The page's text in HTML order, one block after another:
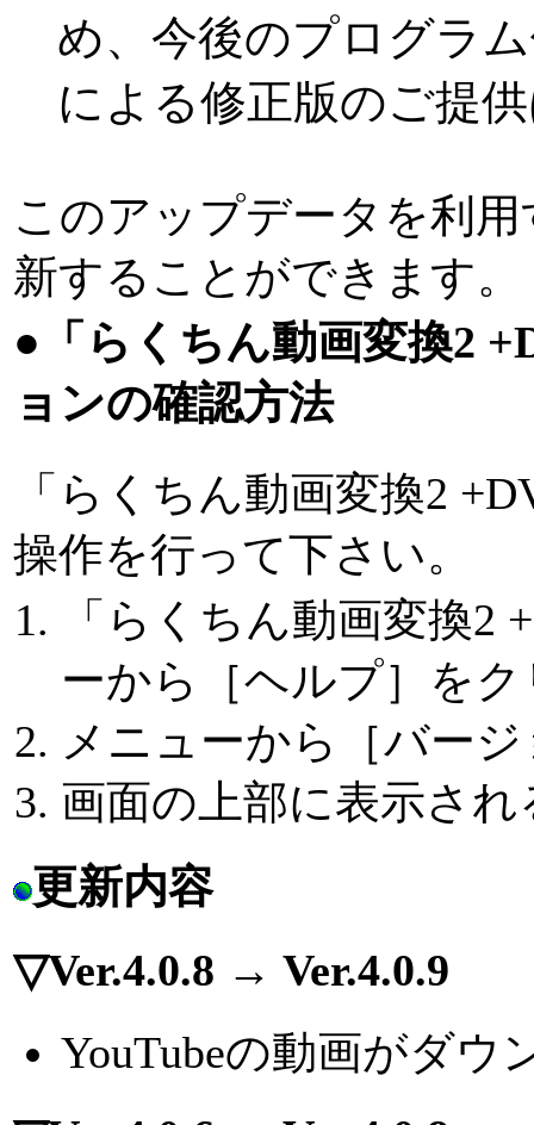
め、今後のプログラ
による修正版のご提
このアップデータを利
新することができます。
●「らくちん動画変換2
ョンの確認方法
「らくちん動画変換2
操作を行って下さい。
「らくちん動画変換2
ーから［ヘルプ］を
メニューから［バー
画面の上部に表示さ
更新内容
▽Ver.4.0.8 → Ver.4.0.9
YouTubeの動画がダ